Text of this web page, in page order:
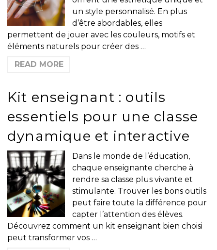
un style personnalisé. En plus
d’être abordables, elles
permettent de jouer avec les couleurs, motifs et
éléments naturels pour créer des …
READ MORE
Kit enseignant : outils
essentiels pour une classe
dynamique et interactive
Dans le monde de l’éducation,
chaque enseignante cherche à
rendre sa classe plus vivante et
stimulante. Trouver les bons outils
peut faire toute la différence pour
capter l’attention des élèves.
Découvrez comment un kit enseignant bien choisi
peut transformer vos …